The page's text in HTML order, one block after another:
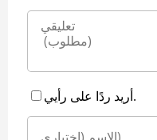
أريد ردًا على رأيي.